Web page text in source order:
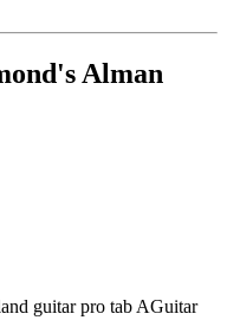
Alman